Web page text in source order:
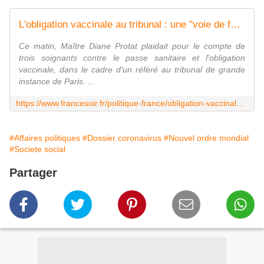
L'obligation vaccinale au tribunal : une "voie de fait" contre les libertés fondamentales ?
Ce matin, Maître Diane Protat plaidait pour le compte de
trois soignants contre le passe sanitaire et l'obligation
vaccinale, dans le cadre d'un référé au tribunal de grande
instance de Paris. ...
#Affaires politiques #Dossier coronavirus #Nouvel ordre mondial
#Societe social
Partager